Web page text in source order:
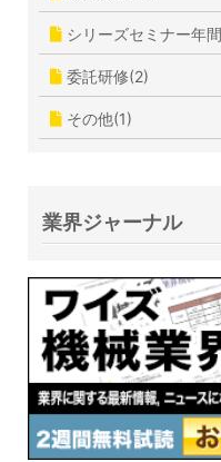
シリーズセミナー年
委託研修(2)
その他(1)
業界ジャーナル